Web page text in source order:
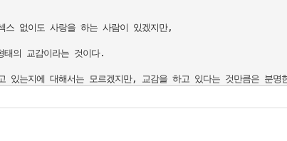
없이도 사랑을 하는 사람이 있겠지만,
의 교감이라는 것이다.